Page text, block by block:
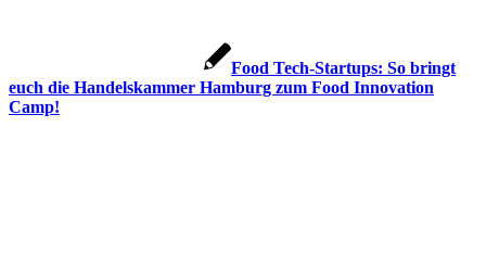
Food Tech-Startups: So bringt
euch die Handelskammer Hamburg zum Food Innovation
Camp!